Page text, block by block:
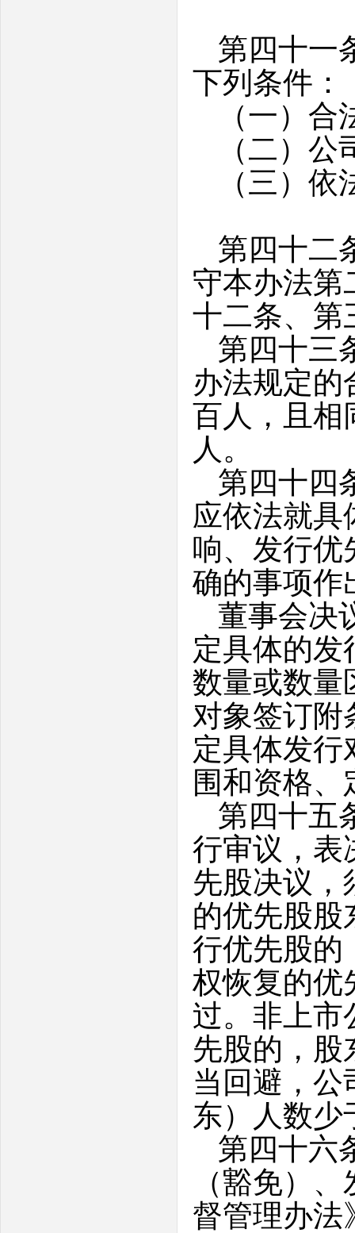
第四十一
下列条件：
（一）
（二）
（三）
第四十二
守本办法第
十二条、第
第四十三
办法规定的
百人，且相
人。
第四十四
应依法就具
响、发行优
确的事项作
董事会决
定具体的发
数量或数量
对象签订附
定具体发行
围和资格
第四十五
行审议，表
先股决议，
的优先股股
行优先股的
权恢复的优
过。非上市
先股的，股
当回避，公
东）人数少
第四十六
（豁免）
督管理办法